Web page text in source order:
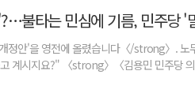
안'을 영전에 올렸습니다〈/strong〉. 노
계시지요?" 〈strong〉〈김용민 민주당